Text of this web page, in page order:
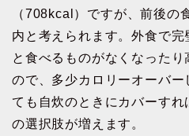
（708kcal）ですが、前後の
内と考えられます。外食で
と食べるものがなくなったり
ので、多少カロリーオーバ
ても自炊のときにカバーす
の選択肢が増えます。